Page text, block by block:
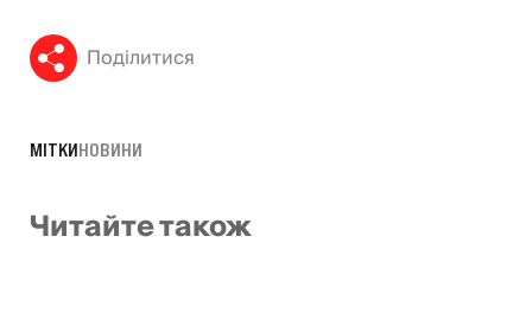
Поділитися
МІТКИНОВИНИ
Читайте також